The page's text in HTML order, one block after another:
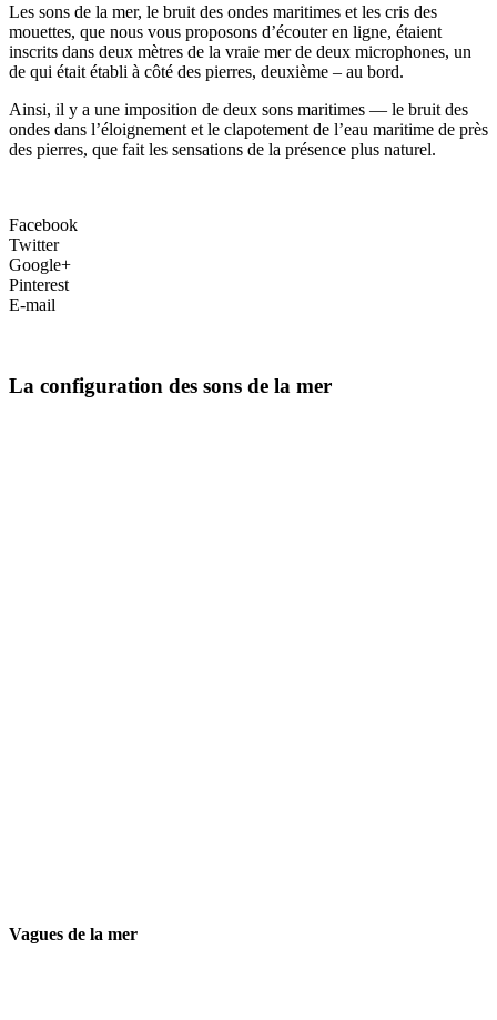
Les sons de la mer, le bruit des ondes maritimes et les cris des
mouettes, que nous vous proposons d’écouter en ligne, étaient
inscrits dans deux mètres de la vraie mer de deux microphones, un
de qui était établi à côté des pierres, deuxième – au bord.
Ainsi, il y a une imposition de deux sons maritimes — le bruit des
ondes dans l’éloignement et le clapotement de l’eau maritime de près
des pierres, que fait les sensations de la présence plus naturel.
Facebook
Twitter
Google+
Pinterest
E-mail
La configuration des sons de la mer
Vagues de la mer